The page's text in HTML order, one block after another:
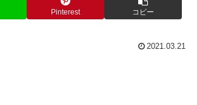
Pinterest コピー
2021.03.21